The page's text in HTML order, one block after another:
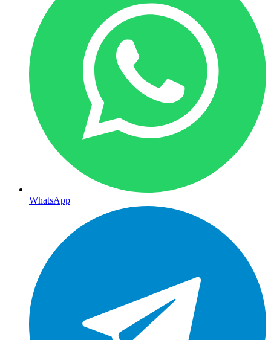
WhatsApp